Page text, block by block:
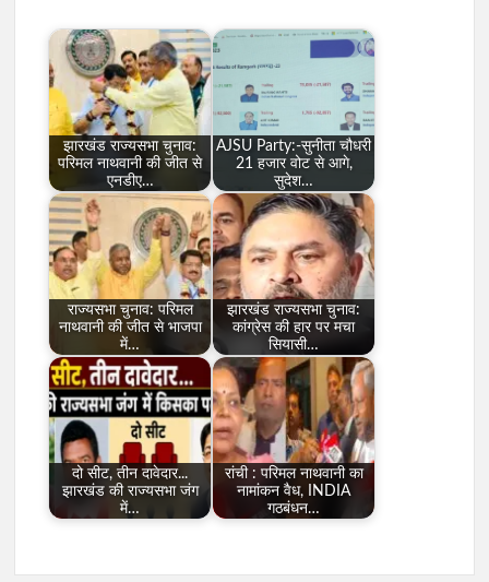
झारखंड राज्यसभा चुनाव:
परिमल नाथवानी की जीत से
एनडीए…
AJSU Party:-सुनीता चौधरी
21 हजार वोट से आगे,
सुदेश…
राज्यसभा चुनाव: परिमल
नाथवानी की जीत से भाजपा
में…
झारखंड राज्यसभा चुनाव:
कांग्रेस की हार पर मचा
सियासी…
दो सीट, तीन दावेदार...
झारखंड की राज्यसभा जंग
में…
रांची : परिमल नाथवानी का
नामांकन वैध, INDIA
गठबंधन…